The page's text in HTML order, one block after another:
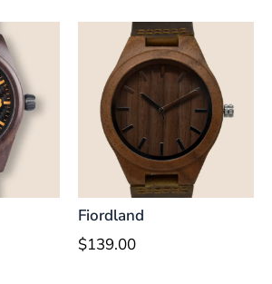
Fiordland
$139.00